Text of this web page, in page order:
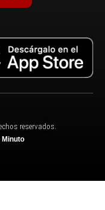
reservados.
Minuto